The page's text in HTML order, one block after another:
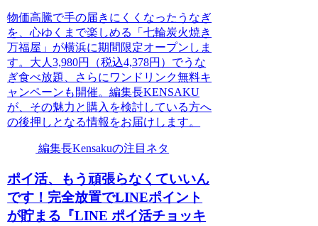
物価高騰で手の届きにくくなったうなぎ
を、心ゆくまで楽しめる「七輪炭火焼き
万福屋」が横浜に期間限定オープンしま
す。大人3,980円（税込4,378円）でうな
ぎ食べ放題、さらにワンドリンク無料キ
ャンペーンも開催。編集長KENSAKU
が、その魅力と購入を検討している方へ
の後押しとなる情報をお届けします。
編集長Kensakuの注目ネタ
ポイ活、もう頑張らなくていいん
です！完全放置でLINEポイント
が貯まる『LINE ポイ活チョッキ